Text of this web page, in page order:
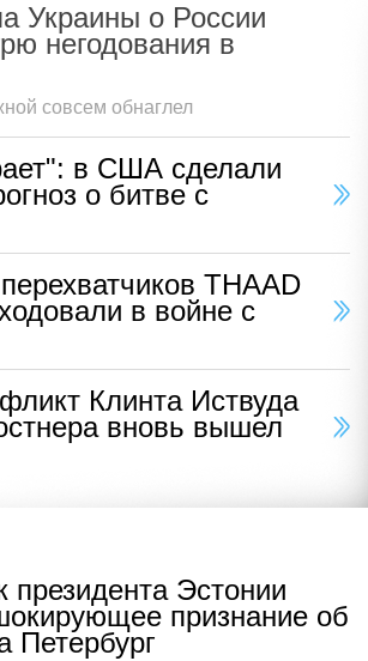
Украины о России
негодования в
совсем обнаглел
в США сделали
о битве с
THAAD
в войне с
Клинта Иствуда
вновь вышел
президента Эстонии
признание об
Петербург